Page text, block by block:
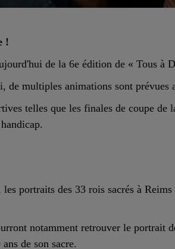
!
de la 6e édition de « Tous à
de multiples animations sont prévues
telles que les finales de coupe
les portraits des 33 rois sacrés à
notamment retrouver le portrait
de son sacre.